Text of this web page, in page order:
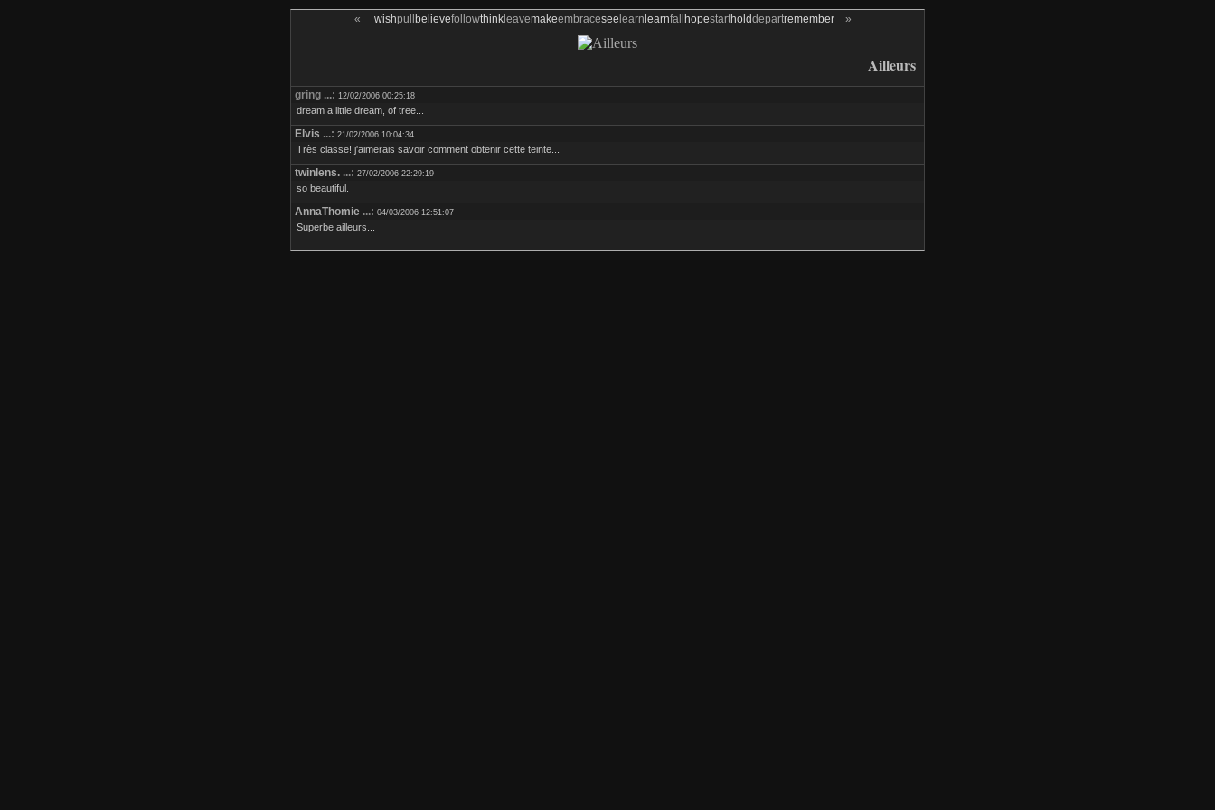
« wishpull believefollowthinkleavemakeembracesee learn learnfall hopestartholddepartremember »
Ailleurs
gring ...: 12/02/2006 00:25:18
dream a little dream, of tree...
Elvis ...: 21/02/2006 10:04:34
Très classe! j'aimerais savoir comment obtenir cette teinte...
twinlens. ...: 27/02/2006 22:29:19
so beautiful.
AnnaThomie ...: 04/03/2006 12:51:07
Superbe ailleurs...